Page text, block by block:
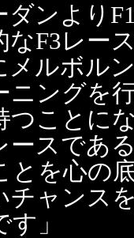
ダンより
なF3レー
メルボル
ニングを
つことに
ースであ
とを心の
チャンス
」